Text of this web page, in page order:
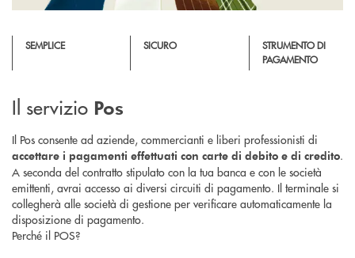
SEMPLICE SICURO
STRUMENTO DI
PAGAMENTO
Il servizio Pos
Il Pos consente ad aziende, commercianti e liberi professionisti di
accettare i pagamenti effettuati con carte di debito e di credito.
A seconda del contratto stipulato con la tua banca e con le società
emittenti, avrai accesso ai diversi circuiti di pagamento. Il terminale si
collegherà alle società di gestione per verificare automaticamente la
disposizione di pagamento.
Perché il POS?